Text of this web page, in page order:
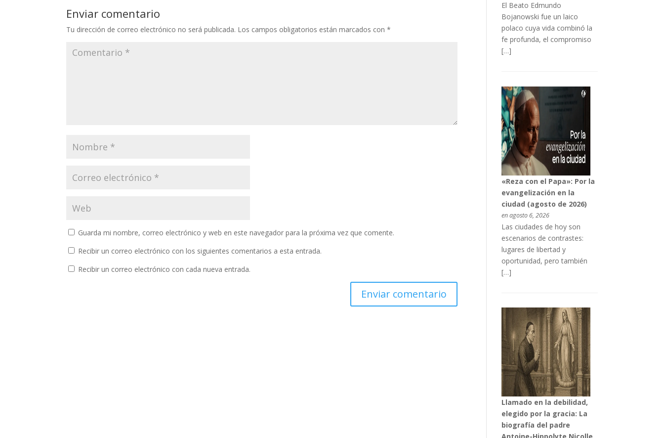
Enviar comentario
Tu dirección de correo electrónico no será publicada. Los campos obligatorios están marcados con*
Guarda mi nombre, correo electrónico y web en este navegador para la próxima vez que comente.
Recibir un correo electrónico con los siguientes comentarios a esta entrada.
Recibir un correo electrónico con cada nueva entrada.
El Beato Edmundo
Bojanowski fue un laico
polaco cuya vida combinó la
fe profunda, el compromiso
[…]
«Reza con el Papa»: Por la
evangelización en la
ciudad (agosto de 2026)
en agosto 6, 2026
Las ciudades de hoy son
escenarios de contrastes:
lugares de libertad y
oportunidad, pero también
[…]
Llamado en la debilidad,
elegido por la gracia: La
biografía del padre